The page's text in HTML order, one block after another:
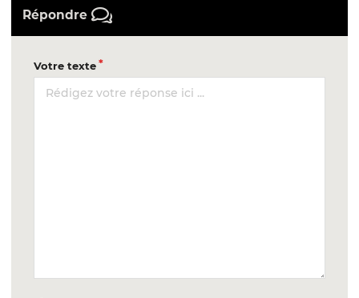
Répondre
Votre texte